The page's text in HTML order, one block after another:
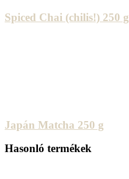
Spiced Chai (chilis!) 250 g
Japán Matcha 250 g
Hasonló termékek